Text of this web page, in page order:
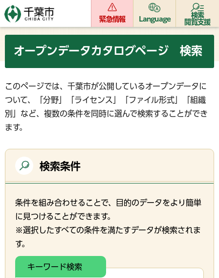
緊急情報 Language
検索
閲覧支援
オープンデータカタログページ 検索
このページでは、千葉市が公開しているオープンデータに
ついて、「分野」「ライセンス」「ファイル形式」「組織
別」など、複数の条件を同時に選んで検索することができ
ます。
検索条件
条件を組み合わせることで、目的のデータをより簡単
に見つけることができます。
※選択したすべての条件を満たすデータが検索されま
す。
キーワード検索